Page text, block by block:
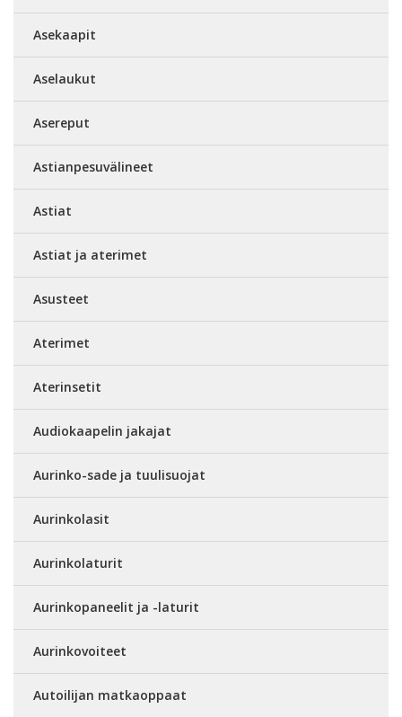
Asekaapit
Aselaukut
Asereput
Astianpesuvälineet
Astiat
Astiat ja aterimet
Asusteet
Aterimet
Aterinsetit
Audiokaapelin jakajat
Aurinko-sade ja tuulisuojat
Aurinkolasit
Aurinkolaturit
Aurinkopaneelit ja -laturit
Aurinkovoiteet
Autoilijan matkaoppaat